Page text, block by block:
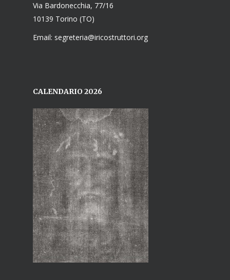
Via Bardonecchia, 77/16
10139 Torino (TO)
Email: segreteria@iricostruttori.org
CALENDARIO 2026